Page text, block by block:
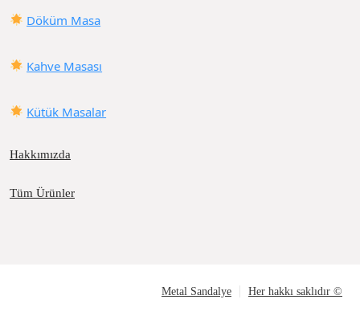
Döküm Masa
Kahve Masası
Kütük Masalar
Hakkımızda
Tüm Ürünler
Metal Sandalye Her hakkı saklıdır ©